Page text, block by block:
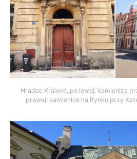
Hradec Králové, po lewej: kamienica
prawej: kamienice na Rynku przy